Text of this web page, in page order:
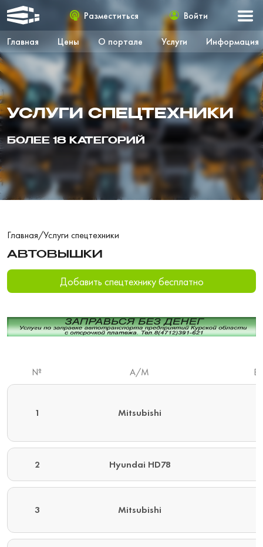
Главная Цены О портале Услуги Информация
Разместиться Войти
УСЛУГИ СПЕЦТЕХНИКИ
БОЛЕЕ 18 КАТЕГОРИЙ
Главная/Услуги спецтехники
АВТОВЫШКИ
Добавить спецтехнику бесплатно
№ А/М
1 Mitsubishi
2 Hyundai HD78
3 Mitsubishi